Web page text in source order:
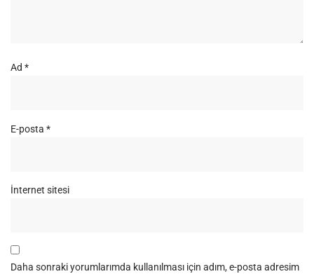
Ad *
E-posta *
İnternet sitesi
Daha sonraki yorumlarımda kullanılması için adım, e-posta adresim